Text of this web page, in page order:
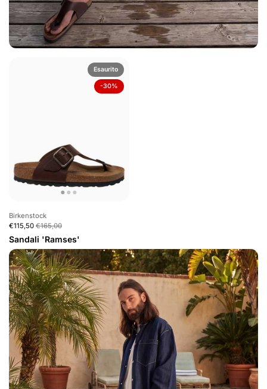
Birkenstock
€115,50 €165,00
Sandali 'Ramses'
Esaurito
-30%